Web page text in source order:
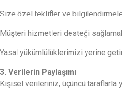
Size özel teklifler ve
Müşteri hizmetleri desteği
Yasal yükümlülüklerimizi yerine
3. Verilerin Paylaşımı
Kişisel verileriniz, üçüncü taraflarla